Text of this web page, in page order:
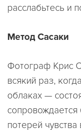
расслабьтесь и
Метод Сасаки
Фотограф Крис
всякий раз,
облаках —
потерей